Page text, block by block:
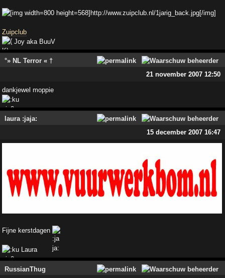
Zuipclub
Joy aka BuuV
°» NL Terror « †
21 november 2007 12:50
dankjewel moppie
laura :jaja:
15 december 2007 16:47
Fijne kerstdagen
Laura
RussianThug